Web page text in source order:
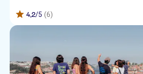
4,2/5 (6)